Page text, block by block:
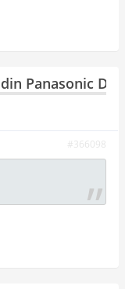
Panasonic DP-
#366098